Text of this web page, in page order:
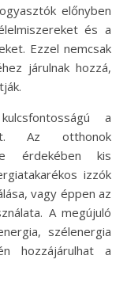
előnyben
és a
Ezzel nemcsak
járulnak hozzá,
a
Az otthonok
érdekében kis
izzók
vagy éppen az
A megújuló
szélenergia
hozzájárulhat a